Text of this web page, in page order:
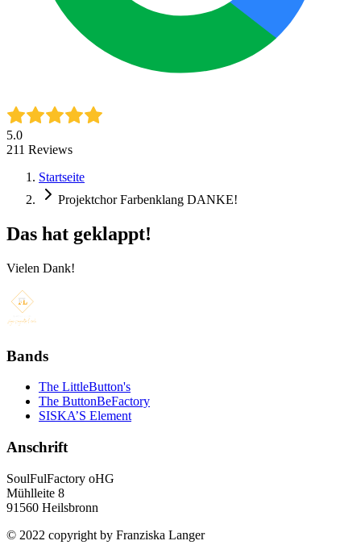
5.0
211 Reviews
Startseite
Projektchor Farbenklang DANKE!
Das hat geklappt!
Vielen Dank!
Bands
The LittleButton's
The ButtonBeFactory
SISKA’S Element
Anschrift
SoulFulFactory oHG
Mühlleite 8
91560 Heilsbronn
© 2022 copyright by Franziska Langer